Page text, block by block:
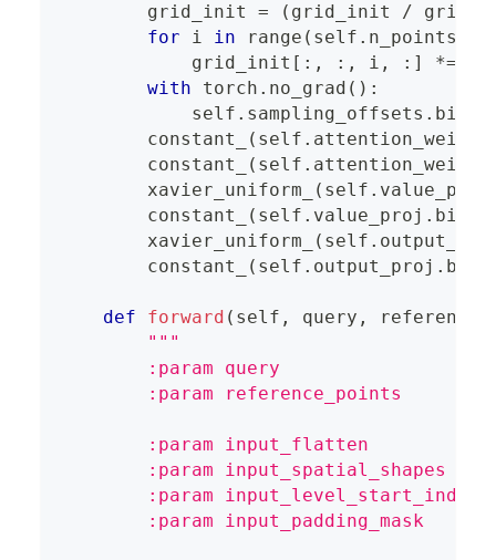
        grid_init
= ( grid_init /
for i in range ( self . n_points
            grid_init
[ : , : , i , : ] *=
with torch . no_grad ( ) :
            self
. sampling_offsets . bias
        constant_
( self .
        constant_
( self .
        xavier_uniform_
( self . value_proj
        constant_
( self . value_proj . bias
        xavier_uniform_
( self .
        constant_
( self . output_proj . bias
def forward ( self , query ,
"""
:param query
:param reference_points
:param input_flatten
:param input_spatial_shapes
:param input_level_start_index
:param input_padding_mask